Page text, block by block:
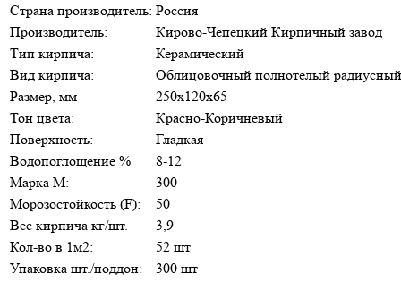
Страна производитель: Россия
Производитель:
Кирово-Чепецкий Кирпичный завод
Тип кирпича:
Керамический
Вид кирпича:
Облицовочный полнотелый
Размер, мм
250х120х65
Тон цвета:
Красно-Коричневый
Поверхность:
Гладкая
Водопоглощение %
8-12
Марка М:
300
Морозостойкость (F):
50
Вес кирпича кг/шт.
3,9
Кол-во в 1м2:
52 шт
Упаковка шт./поддон:
300 шт